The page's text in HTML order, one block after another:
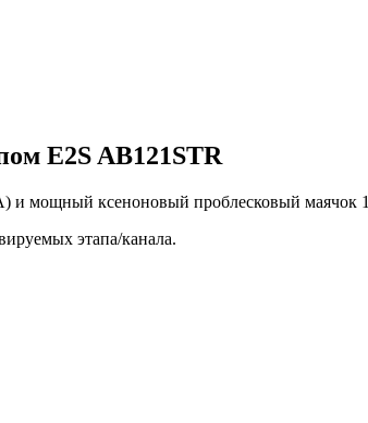
E2S AB121STR
и мощный ксеноновый проблесковый маячок
этапа/канала.